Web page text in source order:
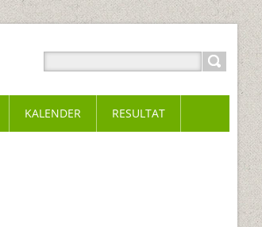
KALENDER RESULTAT